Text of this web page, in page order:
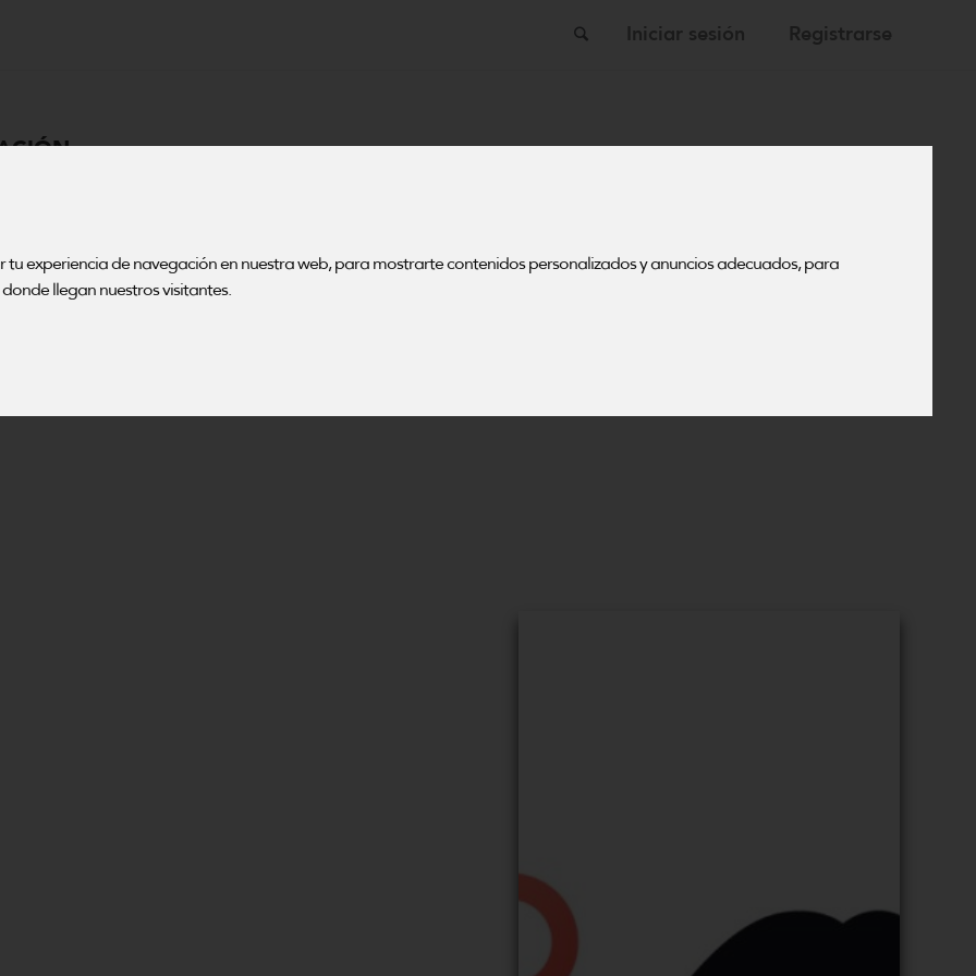
experiencia de navegación en nuestra web, para mostrarte contenidos personalizados y anuncios adecuados, para
llegan nuestros visitantes.
Registrarse
Iniciar sesión
Buscar
para el